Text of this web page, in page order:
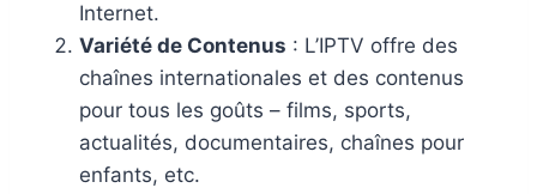
Internet.
Variété de Contenus : L’IPTV offre des
chaînes internationales et des contenus
pour tous les goûts – films, sports,
actualités, documentaires, chaînes pour
enfants, etc.